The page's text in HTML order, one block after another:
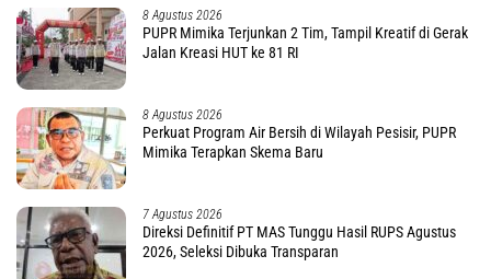
8 Agustus 2026
PUPR Mimika Terjunkan 2 Tim, Tampil Kreatif di Gerak
Jalan Kreasi HUT ke 81 RI
8 Agustus 2026
Perkuat Program Air Bersih di Wilayah Pesisir, PUPR
Mimika Terapkan Skema Baru
7 Agustus 2026
Direksi Definitif PT MAS Tunggu Hasil RUPS Agustus
2026, Seleksi Dibuka Transparan